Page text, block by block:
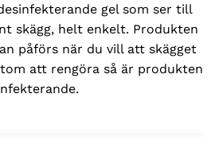
gel som ser till
skägg, helt enkelt. Produkten
påförs när du vill att skägget
att rengöra så är produkten